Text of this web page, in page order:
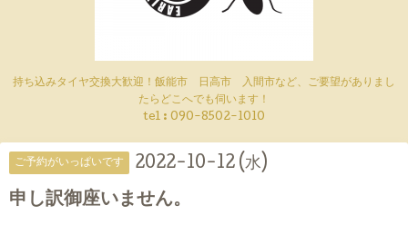
持ち込みタイヤ交換大歓迎！飯能市 日高市 入間市など、ご要望がありまし
たらどこへでも伺います！
tel : 090-8502-1010
ご予約がいっぱいです 2022-10-12 (水)
申し訳御座いません。